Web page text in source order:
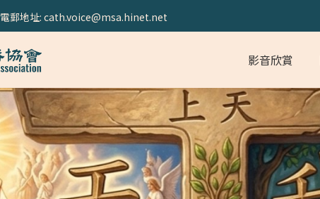
電郵地址: cath.voice@msa.hinet.net
影音欣賞